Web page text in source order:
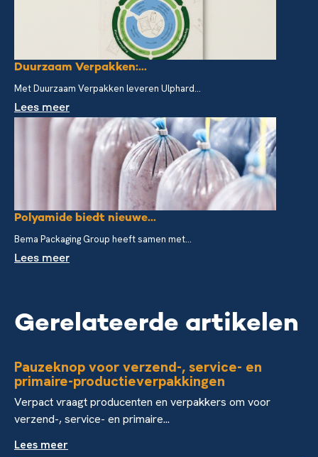
Duurzaam Verpakken:...
Met Duurzaam Verpakken leveren Ulphard...
Lees meer
Polyamide biedt nieuwe...
Bema Packaging Group heeft samen met...
Lees meer
Gerelateerde artikelen
Pauzeknop voor verzend-, service- en
primaire-productieverpakkingen
Verpact vraagt producenten en verpakkers om voor
verzend-, service- en primaire...
Lees meer